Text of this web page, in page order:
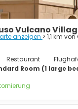
Vulcano
anzeigen > 1,1 km
Restaurant
Room (1 large